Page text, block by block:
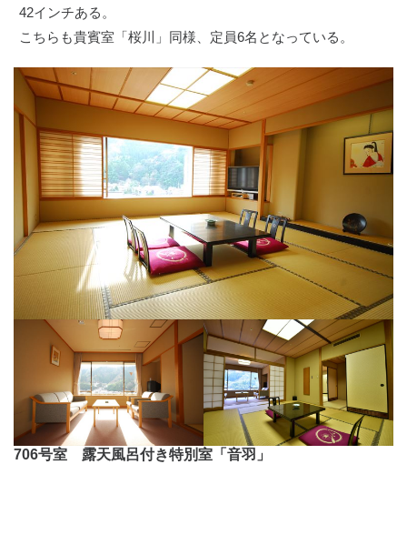
42インチある。
こちらも貴賓室「桜川」同様、定員6名となっている。
706号室 露天風呂付き特別室「音羽」